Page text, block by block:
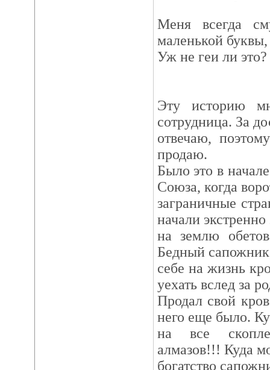
Меня всегда
маленькой
Уж не геи ли это?
Эту историю
сотрудница. За
отвечаю,
продаю.
Было это в
Союза, когда
заграничные
начали
на землю
Бедный
себе на жизнь
уехать вслед за
Продал свой
него еще было.
на все
алмазов!!! Куда
богатство